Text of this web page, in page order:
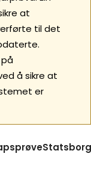
at
til det
å sikre at
er